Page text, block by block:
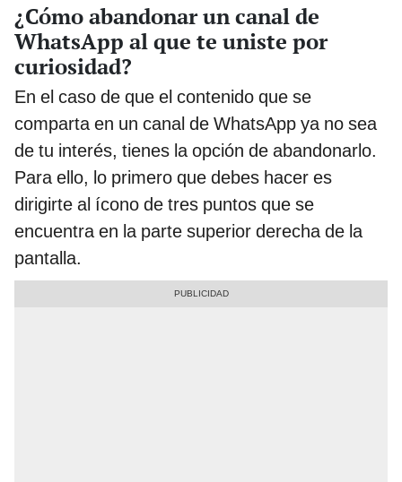
¿Cómo abandonar un canal de
WhatsApp al que te uniste por
curiosidad?
En el caso de que el contenido que se
comparta en un canal de WhatsApp ya no sea
de tu interés, tienes la opción de abandonarlo.
Para ello, lo primero que debes hacer es
dirigirte al ícono de tres puntos que se
encuentra en la parte superior derecha de la
pantalla.